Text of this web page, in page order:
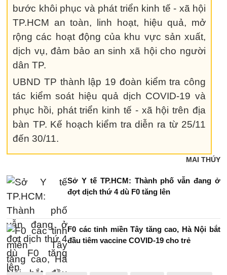
bước khôi phục và phát triển kinh tế - xã hội
TP.HCM an toàn, linh hoạt, hiệu quả, mở
rộng các hoạt động của khu vực sản xuất,
dịch vụ, đảm bảo an sinh xã hội cho người
dân TP.
UBND TP thành lập 19 đoàn kiểm tra công
tác kiểm soát hiệu quả dịch COVID-19 và
phục hồi, phát triển kinh tế - xã hội trên địa
bàn TP. Kế hoạch kiểm tra diễn ra từ 25/11
đến 30/11.
MAI THÚY
Sở Y tế TP.HCM: Thành phố vẫn đang ở
đợt dịch thứ 4 dù F0 tăng lên
F0 các tỉnh miền Tây tăng cao, Hà Nội bắt
đầu tiêm vaccine COVID-19 cho trẻ